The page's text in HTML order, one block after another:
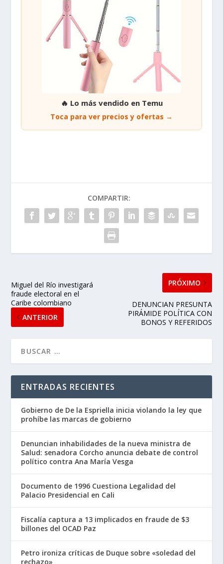
🔥 Lo más vendido en Temu
Toca para ver precios y ofertas →
COMPARTIR:
Miguel del Río investigará
fraude electoral en el
Caribe colombiano
ANTERIOR
PRÓXIMO
DENUNCIAN PRESUNTA
PIRÁMIDE POLÍTICA CON
BONOS Y REFERIDOS
ENTRADAS RECIENTES
Gobierno de De la Espriella inicia violando la ley que
prohíbe las marcas de gobierno
Denuncian inhabilidades de la nueva ministra de
Salud: senadora Corcho anuncia debate de control
político contra Ana María Vesga
Documento de 1996 Cuestiona Legalidad del
Palacio Presidencial en Cali
Fiscalía captura a 13 implicados en fraude de $3
billones del OCAD Paz
Petro ironiza críticas de Duque sobre «soledad del
rechazo»